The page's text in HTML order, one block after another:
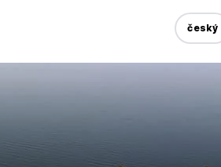
český